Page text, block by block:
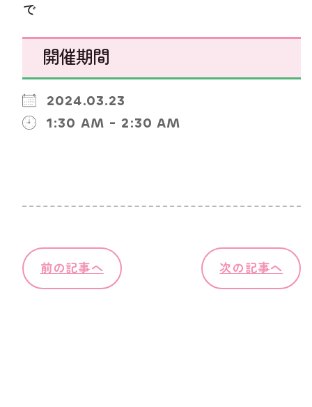
で
開催期間
2024.03.23
1:30 AM - 2:30 AM
前の記事へ 次の記事へ